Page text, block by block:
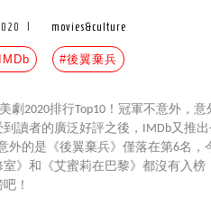
movies&culture
#後翼棄兵
劇2020排行Top10！冠軍不意外，意
讀者的廣泛好評之後，IMDb又推
外的是《後翼棄兵》僅落在第6名，
室》和《艾蜜莉在巴黎》都沒有入榜
！